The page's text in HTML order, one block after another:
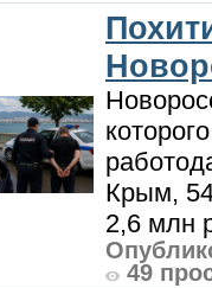
Крым,
2,6 млн
49